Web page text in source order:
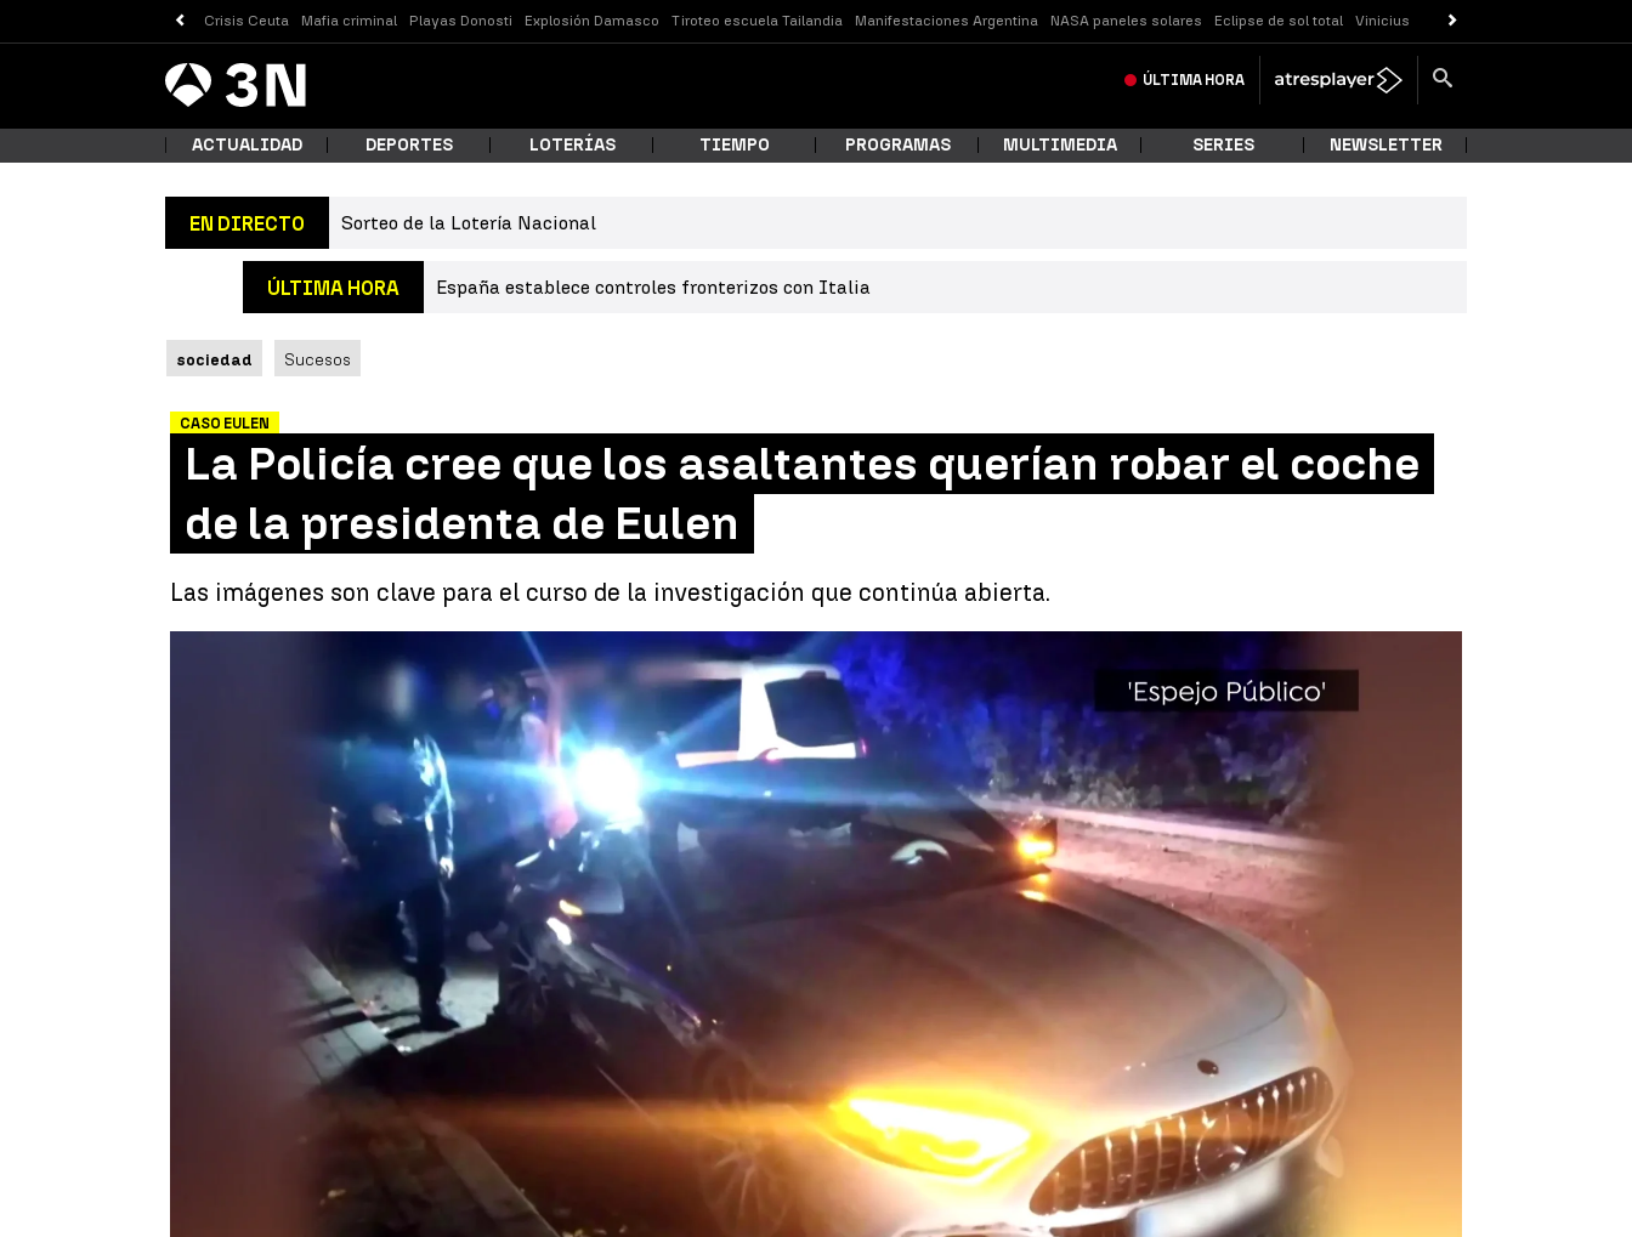
Crisis Ceuta Mafia criminal Playas Donosti Explosión Damasco Tiroteo escuela Tailandia Manifestaciones Argentina NASA paneles solares Eclipse de sol total Vinicius
Antena
3 Noticias ÚLTIMA HORA
¿Qué estás buscando?
Buscar
ACTUALIDAD DEPORTES LOTERÍAS TIEMPO PROGRAMAS MULTIMEDIA SERIES NEWSLETTER
EN DIRECTO Sorteo de la Lotería Nacional
ÚLTIMA HORA España establece controles fronterizos con Italia
sociedad Sucesos
CASO EULEN
La Policía cree que los asaltantes querían robar el coche
de la presidenta de Eulen
Las imágenes son clave para el curso de la investigación que continúa abierta.
Asalto a la presidenta de Eulen |
Antena 3 Noticias
17 de noviembre de 2022, 23:10 WhatsappFacebook
X Linkedin
La Policía Nacional cree que el asalto a la presidenta de Eulen fue un intento de
robo y no un secuestro. Cada vez cobra más fuerza la hipótesis de que los
querían su coche
, un Mercedes Benz de alta gama valorado en casi
200.000 euros que adquirió este pasado verano.